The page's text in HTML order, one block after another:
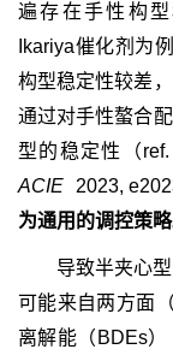
遍存在手性构
Ikariya催化剂为
构型稳定性较差
通过对手性螯合
型的稳定性（
ACIE 2023,
为通用的调控策略
导致半夹心
可能来自两方面
离解能（BDEs